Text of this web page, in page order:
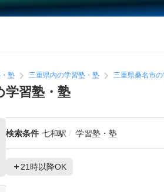
塾 三重県内の学習塾・塾 三重県桑名市
学習塾・塾
検索条件 七和駅 学習塾・塾
21時以降OK